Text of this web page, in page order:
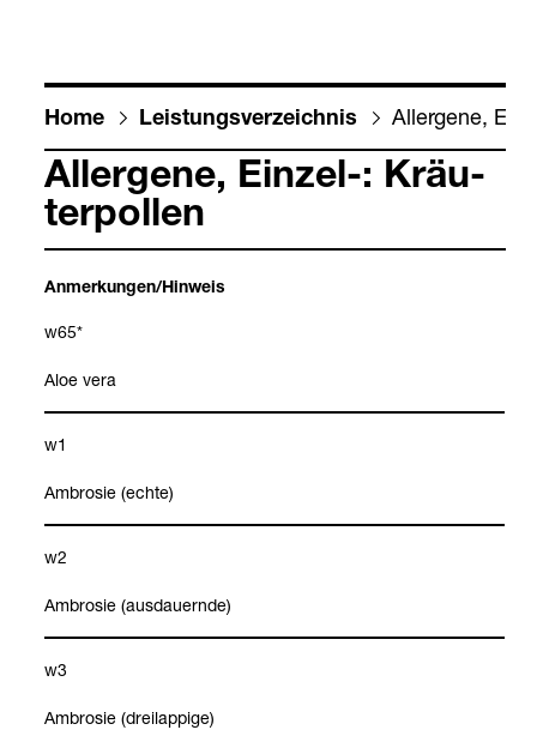
Home Leis­tungs­ver­zeich­nis All­er­gene,
All­er­gene, Ein­zel-​: Kräu­
ter­pol­len
Anmer­kun­gen/Hin­weis
w65*
Aloe vera
w1
Ambro­sie (echte)
w2
Ambro­sie (aus­dau­ernde)
w3
Ambro­sie (drei­lap­pige)